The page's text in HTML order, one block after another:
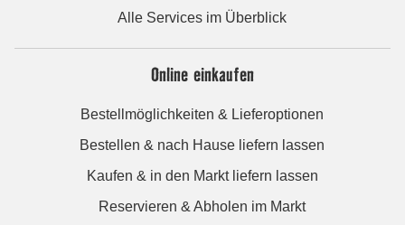
Alle Services im Überblick
Online einkaufen
Bestellmöglichkeiten & Lieferoptionen
Bestellen & nach Hause liefern lassen
Kaufen & in den Markt liefern lassen
Reservieren & Abholen im Markt